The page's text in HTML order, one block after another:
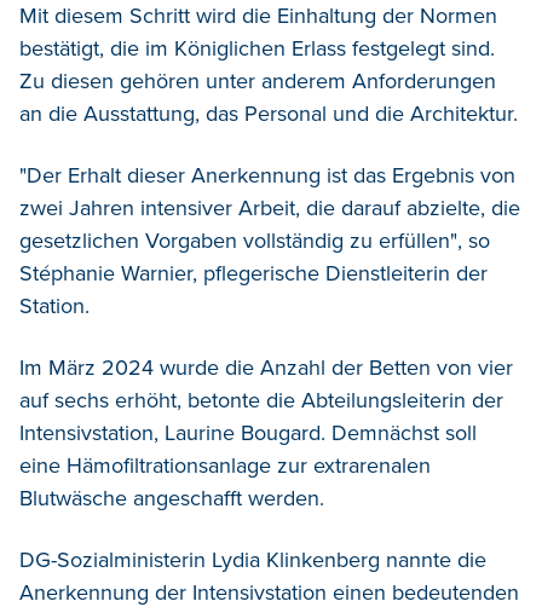
Mit diesem Schritt wird die Einhaltung der Normen
bestätigt, die im Königlichen Erlass festgelegt sind.
Zu diesen gehören unter anderem Anforderungen
an die Ausstattung, das Personal und die Architektur.
"Der Erhalt dieser Anerkennung ist das Ergebnis von
zwei Jahren intensiver Arbeit, die darauf abzielte, die
gesetzlichen Vorgaben vollständig zu erfüllen", so
Stéphanie Warnier, pflegerische Dienstleiterin der
Station.
Im März 2024 wurde die Anzahl der Betten von vier
auf sechs erhöht, betonte die Abteilungsleiterin der
Intensivstation, Laurine Bougard. Demnächst soll
eine Hämofiltrationsanlage zur extrarenalen
Blutwäsche angeschafft werden.
DG-Sozialministerin Lydia Klinkenberg nannte die
Anerkennung der Intensivstation einen bedeutenden